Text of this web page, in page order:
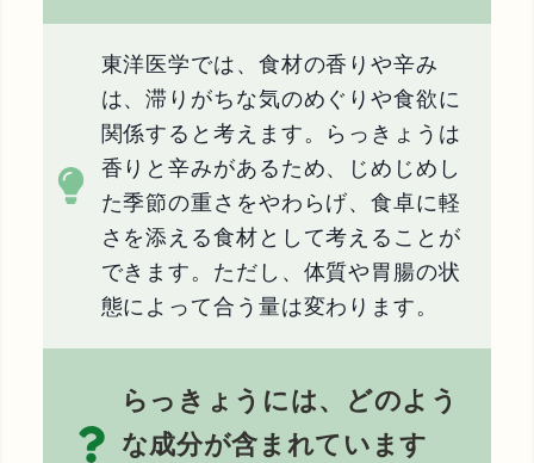
東洋医学では、食材の香りや辛み
は、滞りがちな気のめぐりや食欲に
関係すると考えます。らっきょうは
香りと辛みがあるため、じめじめし
た季節の重さをやわらげ、食卓に軽
さを添える食材として考えることが
できます。ただし、体質や胃腸の状
態によって合う量は変わります。
らっきょうには、どのよう
な成分が含まれています